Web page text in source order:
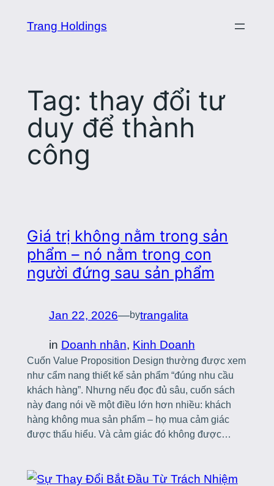
Trang Holdings
Tag: thay đổi tư
duy để thành
công
Giá trị không nằm trong sản
phẩm – nó nằm trong con
người đứng sau sản phẩm
Jan 22, 2026—bytrangalita
in Doanh nhân, Kinh Doanh
Cuốn Value Proposition Design thường được xem
như cẩm nang thiết kế sản phẩm “đúng nhu cầu
khách hàng”. Nhưng nếu đọc đủ sâu, cuốn sách
này đang nói về một điều lớn hơn nhiều: khách
hàng không mua sản phẩm – họ mua cảm giác
được thấu hiểu. Và cảm giác đó không được…